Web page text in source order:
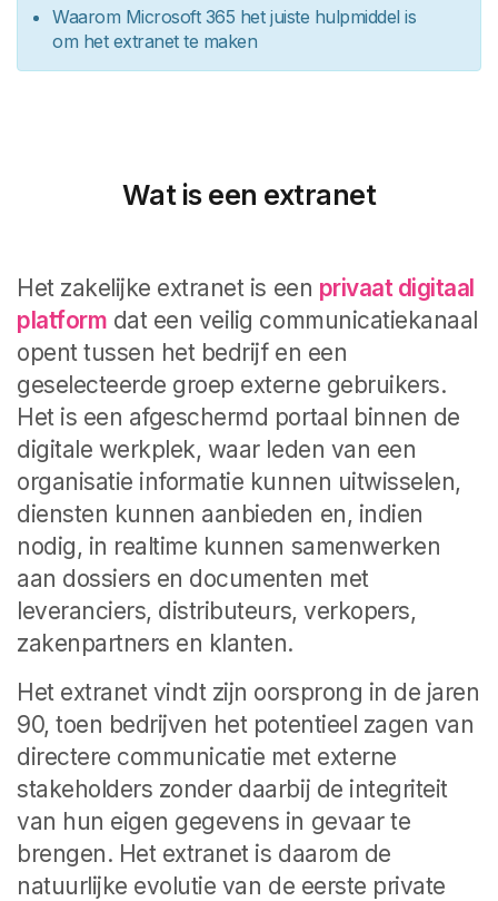
Waarom Microsoft 365 het juiste hulpmiddel is
om het extranet te maken
Wat is een extranet
Het zakelijke extranet is een privaat digitaal
platform dat een veilig communicatiekanaal
opent tussen het bedrijf en een
geselecteerde groep externe gebruikers.
Het is een afgeschermd portaal binnen de
digitale werkplek, waar leden van een
organisatie informatie kunnen uitwisselen,
diensten kunnen aanbieden en, indien
nodig, in realtime kunnen samenwerken
aan dossiers en documenten met
leveranciers, distributeurs, verkopers,
zakenpartners en klanten.
Het extranet vindt zijn oorsprong in de jaren
90, toen bedrijven het potentieel zagen van
directere communicatie met externe
stakeholders zonder daarbij de integriteit
van hun eigen gegevens in gevaar te
brengen. Het extranet is daarom de
natuurlijke evolutie van de eerste private